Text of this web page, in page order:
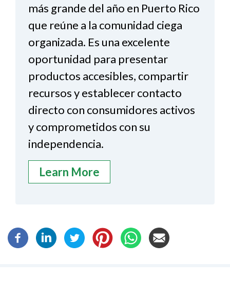
más grande del año en Puerto Rico
que reúne a la comunidad ciega
organizada. Es una excelente
oportunidad para presentar
productos accesibles, compartir
recursos y establecer contacto
directo con consumidores activos
y comprometidos con su
independencia.
Learn More